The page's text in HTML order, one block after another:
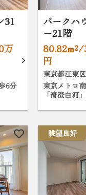
31
万
6分
パークハ
ー21階
円
東京都江東
東京メトロ
「清澄白河
眺望良好